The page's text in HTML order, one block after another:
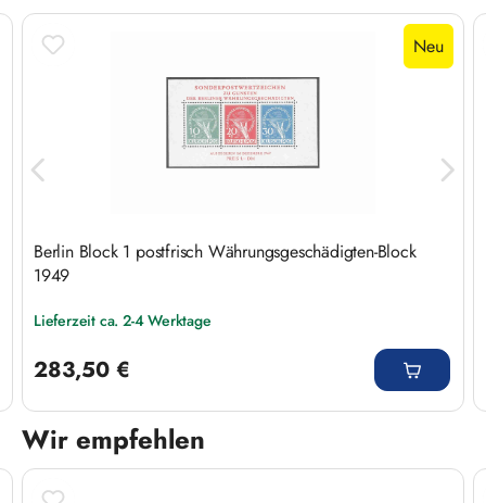
Neu
Berlin Block 1 postfrisch Währungsgeschädigten-Block
1949
Lieferzeit ca. 2-4 Werktage
283,50 €
Wir empfehlen
Produktgalerie überspringen